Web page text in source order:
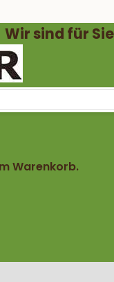
Wir sind für
Warenkorb.